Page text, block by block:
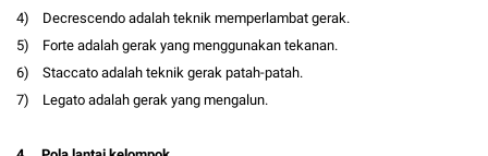
4) Decrescendo adalah teknik memperlambat gerak.
5) Forte adalah gerak yang menggunakan tekanan.
6) Staccato adalah teknik gerak patah-patah.
7) Legato adalah gerak yang mengalun.